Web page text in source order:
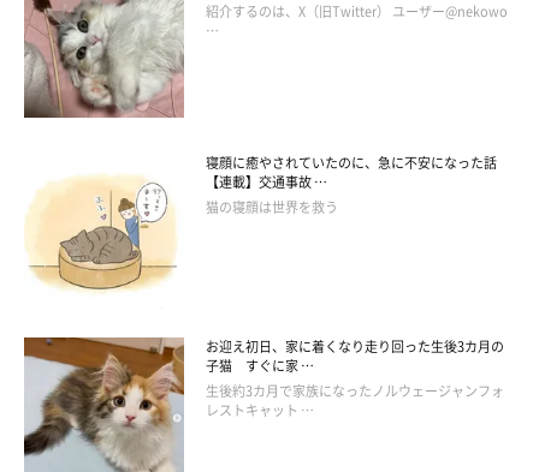
紹介するのは、X（旧Twitter） ユーザー@nekowo
…
寝顔に癒やされていたのに、急に不安になった話
【連載】交通事故 …
猫の寝顔は世界を救う
お迎え初日、家に着くなり走り回った生後3カ月の
子猫 すぐに家 …
生後約3カ月で家族になったノルウェージャンフォ
レストキャット …